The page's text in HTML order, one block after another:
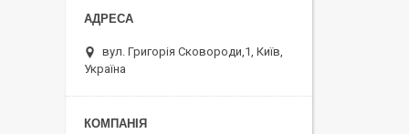
вул. Григорія Сковороди,1, Київ,
Україна